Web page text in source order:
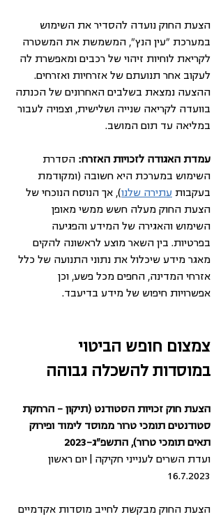
הצעת החוק נועדה להסדיר את השימוש
במערכת "עין הנץ", המשמשת את המשטרה
לקריאת לוחיות זיהוי של רכבים ומאפשרת לה
לעקוב אחר תנועתם של אזרחיות ואזרחים.
ההצעה נמצאת בשלבים האחרונים של הכנתה
בוועדה לקריאה שנייה ושלישית, וצפויה לעבור
במליאה עד תום המושב.
עמדת האגודה לזכויות האזרח: הסדרת
השימוש במערכת היא חשובה (ומקודמת
בעקבות עתירה שלנו), אך הנוסח הנוכחי של
הצעת החוק מעלה חשש ממשי מאופן
השימוש והאגירה של המידע והפגיעה
בפרטיות. בין השאר מוצע לראשונה להקים
מאגר מידע שיכלול את נתוני התנועה של כלל
אזרחי המדינה, החפים מכל פשע, וכן
אפשרויות חיפוש של מידע בדיעבד.
צמצום חופש הביטוי
במוסדות להשכלה גבוהה
הצעת חוק זכויות הסטודנט (תיקון – הרחקת
סטודנטים תומכי טרור ממוסד לימוד ופירוק
תאים תומכי טרור), התשפ"ג-2023
ועדת השרים לענייני חקיקה | יום ראשון
16.7.2023
הצעת החוק מבקשת לחייב מוסדות אקדמיים